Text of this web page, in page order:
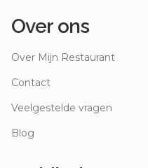
Over ons
Over Mijn Restaurant
Contact
Veelgestelde vragen
Blog